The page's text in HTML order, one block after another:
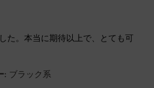
た。本当に期待以上で、とても可
: ブラック系